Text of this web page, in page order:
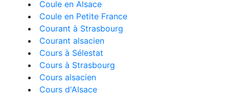
Coule en Alsace
Coule en Petite France
Courant à Strasbourg
Courant alsacien
Cours à Sélestat
Cours à Strasbourg
Cours alsacien
Cours d'Alsace